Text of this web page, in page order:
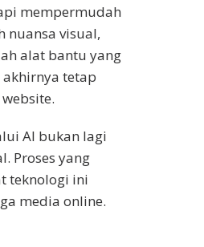
mempermudah
nuansa visual,
alat bantu yang
tetap
AI bukan lagi
Proses yang
teknologi ini
media online.